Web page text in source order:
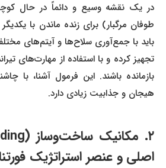
در یک نقشه وسیع و دائماً در حال
طوفان مرگبار) برای زنده ماندن با یکدیگر
باید با جمع‌آوری سلاح‌ها و آیتم‌های مختلف
تجهیز کرده و با استفاده از مهارت‌های
بازمانده باشند. این فرمول آشنا، با
هیجان و جذابیت زیادی دارد.
اصلی و عنصر استراتژیک